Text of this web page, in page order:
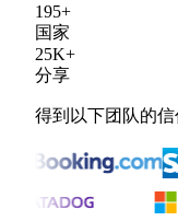
195+
国家
25K+
分享
得到以下团队的信